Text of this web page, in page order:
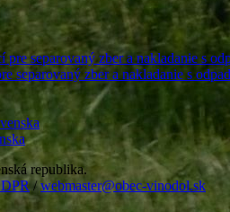
separovaný zber a nakladanie s
republika.
/webmaster@obec-vinodol.sk